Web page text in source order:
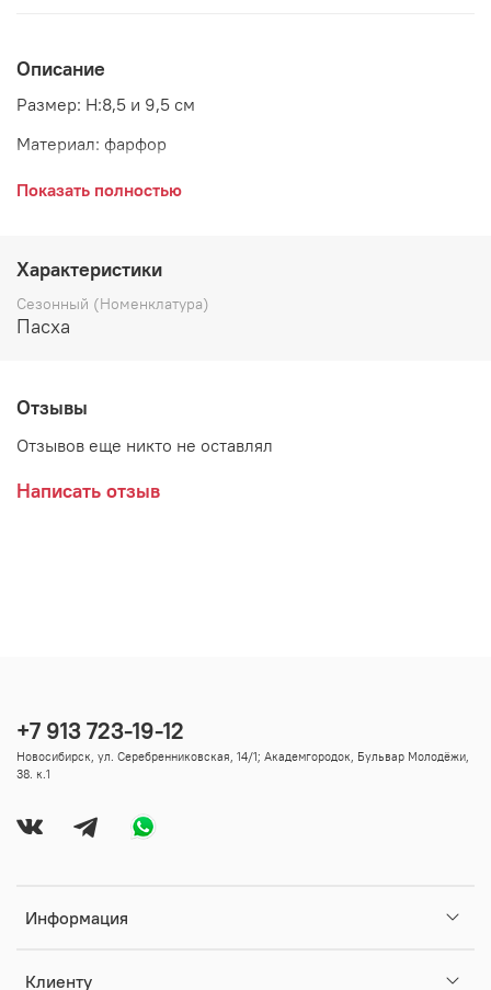
Описание
Размер: H:8,5 и 9,5 см
Материал: фарфор
Страна: Россия
Показать полностью
Характеристики
Сезонный (Номенклатура)
Пасха
Отзывы
Отзывов еще никто не оставлял
Написать отзыв
Информация
Клиенту
+7 913 723-19-12
Новосибирск, ул. Серебренниковская, 14/1; Академгородок, Бульвар Молодёжи,
38. к.1